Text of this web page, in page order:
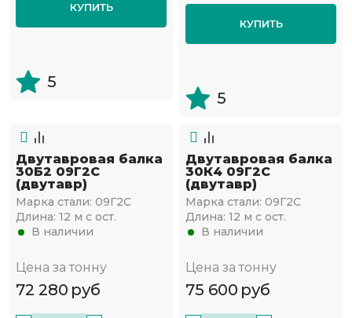
КУПИТЬ
5
КУПИТЬ
5
Двутавровая балка
30Б2 09Г2С
(двутавр)
Марка стали: 09Г2С
Длина: 12 м с ост.
В наличии
Цена за тонну
72 280 руб
Двутавровая балка
30К4 09Г2С
(двутавр)
Марка стали: 09Г2С
Длина: 12 м с ост.
В наличии
Цена за тонну
75 600 руб